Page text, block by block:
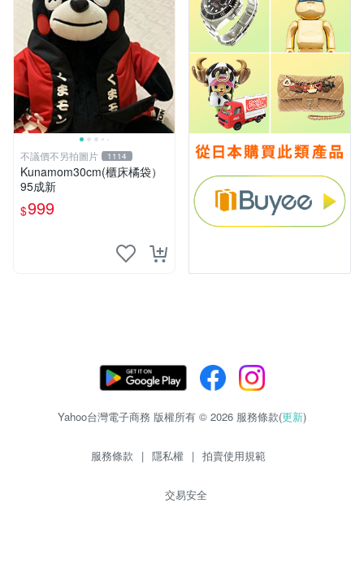
不議價不另拍圖片 1114
Kunamom30cm(櫃床橘袋）
95成新
$999
Yahoo台灣電子商務 版權所有 © 2026 服務條款(更新)
服務條款 | 隱私權 | 拍賣使用規範
交易安全